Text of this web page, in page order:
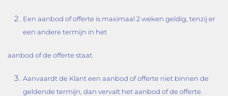
Een aanbod of offerte is maximaal 2 weken geldig, tenzij er
een andere termijn in het
aanbod of de offerte staat.
Aanvaardt de Klant een aanbod of offerte niet binnen de
geldende termijn, dan vervalt het aanbod of de offerte.